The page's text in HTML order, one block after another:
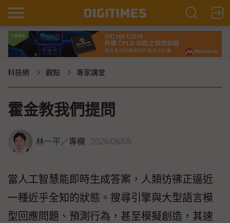
科技網 觀點 專家講堂
霍金教我們提問
林一平／專欄 2026/06/05
當人工智慧能即時生成答案，人類彷彿正逼近
一種近乎全知的狀態。搜尋引擎與大型語言模
型回應問題、預測行為，甚至模擬創造，其速